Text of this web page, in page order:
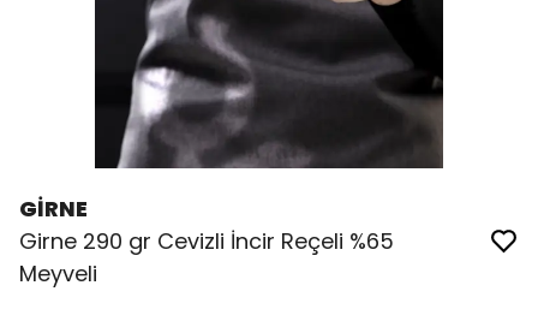
GİRNE
Girne 290 gr Cevizli İncir Reçeli %65
Meyveli